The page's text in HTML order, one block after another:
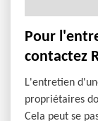
Pour
contactez
L'entretien
propriétaires
Cela peut se